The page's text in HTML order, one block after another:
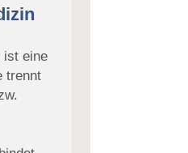
ist eine
trennt